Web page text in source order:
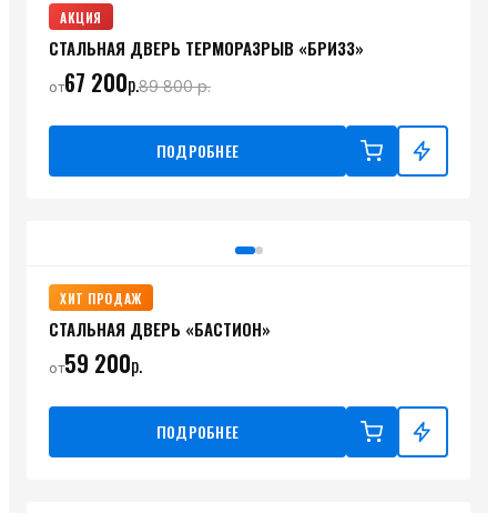
АКЦИЯ
СТАЛЬНАЯ ДВЕРЬ ТЕРМОРАЗРЫВ «БРИЗЗ»
от67 200р.89 800р.
ПОДРОБНЕЕ
ХИТ ПРОДАЖ
СТАЛЬНАЯ ДВЕРЬ «БАСТИОН»
от59 200р.
ПОДРОБНЕЕ